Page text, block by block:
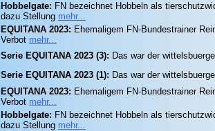
Hobbelgate: FN bezeichnet Hobbeln als
dazu Stellung mehr...
EQUITANA 2023: Ehemaligem FN-Bundestrainer
Verbot mehr...
Serie EQUITANA 2023 (3): Das war der
Serie EQUITANA 2023 (1): Das war der
EQUITANA 2023: Ehemaligem FN-Bundestrainer
Verbot mehr...
Hobbelgate: FN bezeichnet Hobbeln als
dazu Stellung mehr...